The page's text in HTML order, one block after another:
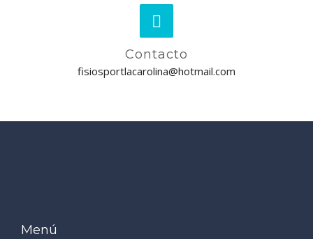
Contacto
fisiosportlacarolina@hotmail.com
Menú